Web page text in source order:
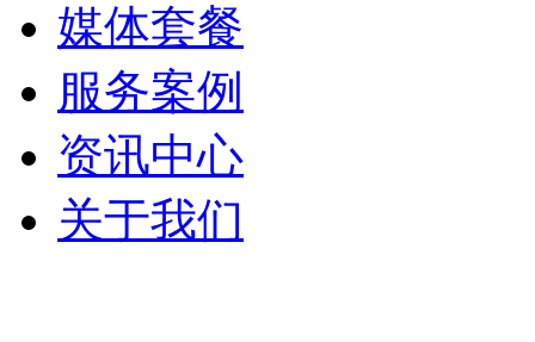
媒体套餐
服务案例
资讯中心
关于我们